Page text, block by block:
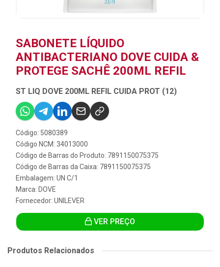
SABONETE LÍQUIDO
ANTIBACTERIANO DOVE CUIDA &
PROTEGE SACHÊ 200ML REFIL
ST LIQ DOVE 200ML REFIL CUIDA PROT (12)
Código: 5080389
Código NCM: 34013000
Código de Barras do Produto: 7891150075375
Código de Barras da Caixa: 7891150075375
Embalagem: UN C/1
Marca: DOVE
Fornecedor: UNILEVER
VER PREÇO
Produtos Relacionados